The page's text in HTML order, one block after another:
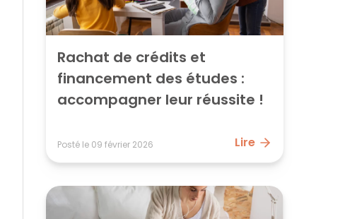
Rachat de crédits et
financement des études :
accompagner leur réussite !
Posté le 09 février 2026 Lire